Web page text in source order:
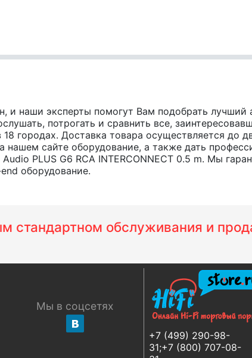
и наши эксперты помогут Вам подобрать лучший
потрогать и сравнить все,
18 городах. Доставка товара осуществляется до
нашем сайте оборудование, а также дать
PLUS G6 RCA INTERCONNECT 0.5 m. Мы
оборудование.
стандартном обслуживания и
+7 (499) 290-98-
31;+7 (800) 707-08-
Мы в соцсетях